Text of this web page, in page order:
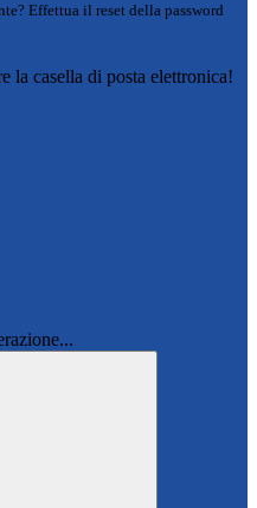
Effettua il reset della password
la casella di posta elettronica!